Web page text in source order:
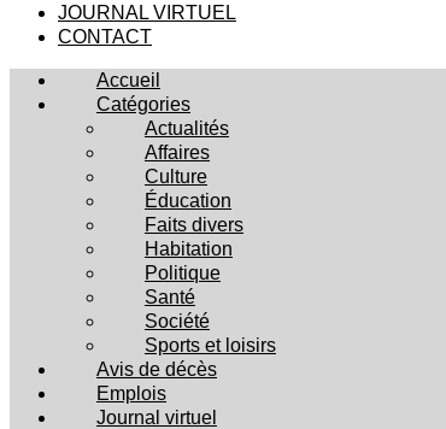
JOURNAL VIRTUEL
CONTACT
Accueil
Catégories
Actualités
Affaires
Culture
Éducation
Faits divers
Habitation
Politique
Santé
Société
Sports et loisirs
Avis de décès
Emplois
Journal virtuel